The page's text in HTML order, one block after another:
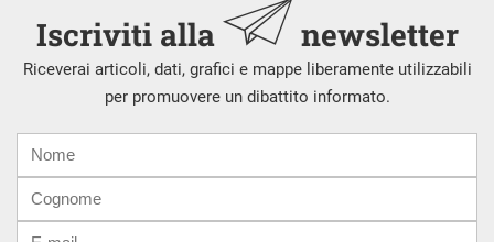
Iscriviti alla newsletter
Riceverai articoli, dati, grafici e mappe liberamente utilizzabili
per promuovere un dibattito informato.
mail